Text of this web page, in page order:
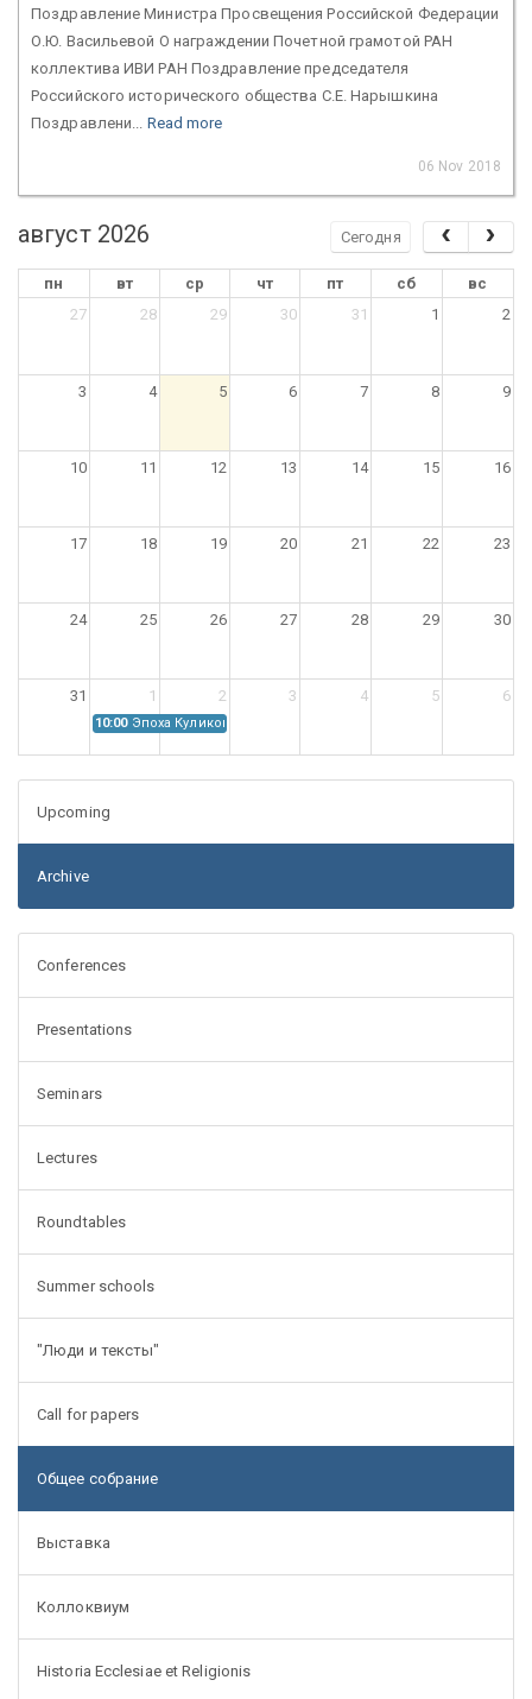
Поздравление Министра Просвещения Российской Федерации
О.Ю. Васильевой О награждении Почетной грамотой РАН
коллектива ИВИ РАН Поздравление председателя
Российского исторического общества С.Е. Нарышкина
Поздравлени... Read more
06 Nov 2018
август 2026 Сегодня
пн вт ср чт пт сб
вс
27
28 29 30 31 1 2
3 4 5 6 7 8 9
10 11 12 13 14 15 16
17 18 19 20 21 22 23
24 25 26 27 28 29 30
31 1 2 3 4 5 6
10:00 Эпоха Куликовской битвы: Проблемы источниковедения
Upcoming
Archive
Conferences
Presentations
Seminars
Lectures
Roundtables
Summer schools
"Люди и тексты"
Call for papers
Общее собрание
Выставка
Коллоквиум
Historia Ecclesiae et Religionis